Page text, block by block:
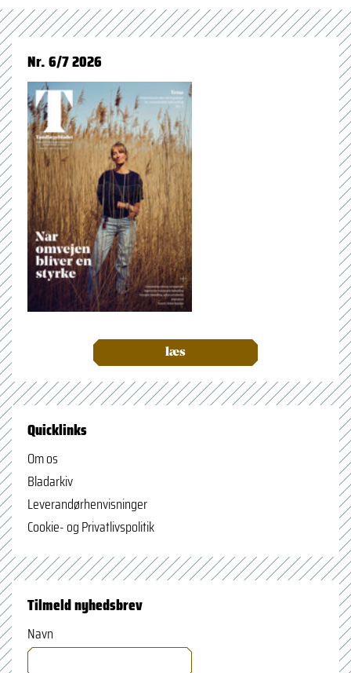
Nr. 6/7 2026
læs
Quicklinks
Om os
Bladarkiv
Leverandørhenvisninger
Cookie- og Privatlivspolitik
Tilmeld nyhedsbrev
Navn